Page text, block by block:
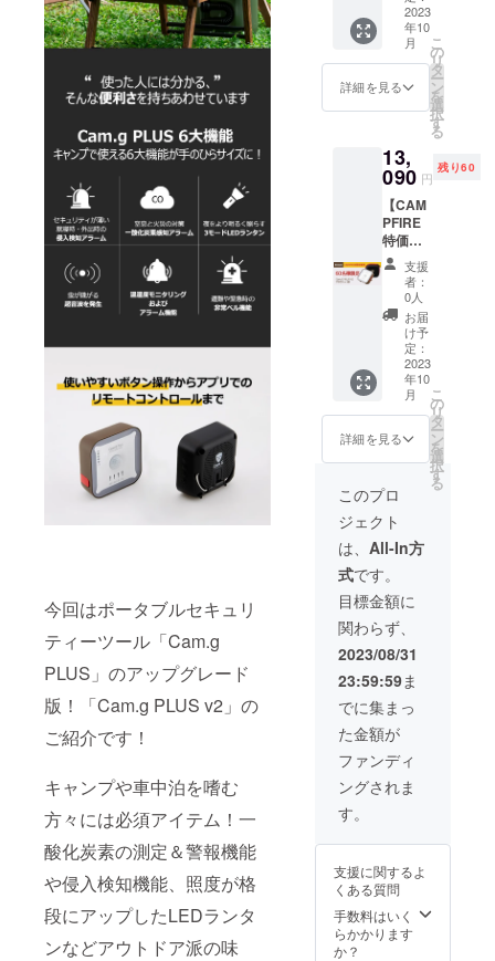
今回はポータブルセキュリ
ティーツール「Cam.g
PLUS」のアップグレード
版！「Cam.g PLUS v2」の
ご紹介です！
キャンプや車中泊を嗜む
方々には必須アイテム！一
酸化炭素の測定＆警報機能
や侵入検知機能、照度が格
段にアップしたLEDランタ
ンなどアウトドア派の味
V2 1
台 ※本
体カ
ラーは
ブラッ
クとな
りま
一般販
売価格
13,200
円(税込)
の製品
を
5％OFF
でご提
供いた
しま
す。
※5％オ
フの金
額に配
送料
550円が
追加さ
す。 一
般販売
価格
13,200
円（税
込）の
5％OFF
＝
12,540
円（税
込）
＋ 配
送料
550円
2023
年10
月
詳細を見る
こ
の
リ
タ
ー
ン
を
選
択
す
る
13,
090 円
残り60
【CAM
PFIRE
特価・
5％OFF
】60名
様限定
■
Cam.G
PLUS
V2 1
台 ※本
体カ
ラーは
ブラウ
ンとな
りま
す。 ★
一般販
売価格
13,200
円(税込)
の製品
を
5％OFF
でご提
供いた
しま
す。
※5％オ
フの金
額に配
送料
550円が
追加さ
す。 一
価格
13,200
円（税
込）の
5％OFF
支援
者：
0人
お届
け予
定：
2023
年10
月
詳細を見る
こ
の
リ
タ
ー
ン
を
選
択
す
る
このプロ
ジェクト
は、 All-In方
式です。
目標金額に
関わらず、
2023/08/31
23:59:59ま
でに集まっ
た金額が
ファンディ
ングされま
す。
支援に関するよ
くある質問
手数料はいく
らかかります
か？